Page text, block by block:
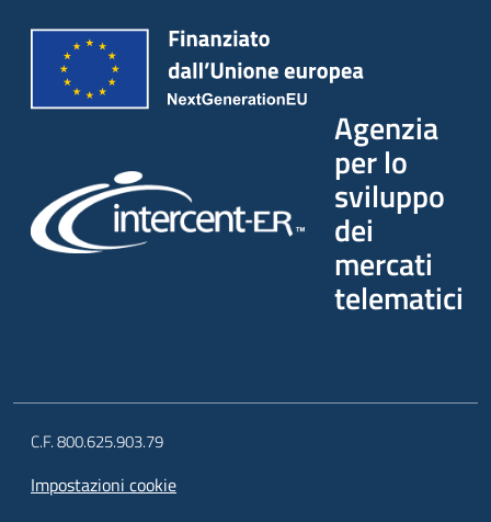
Agenzia
per lo
sviluppo
dei
mercati
telematici
C.F. 800.625.903.79
Impostazioni cookie